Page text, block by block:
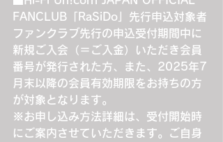
FANCLUB「RaSiDo」先行申込対象者
ファンクラブ先行の申込受付期間中に
新規ご入会（＝ご入金）いただき会員
番号が発行された方、また、2025年7
月末以降の会員有効期限をお持ちの方
が対象となります。
※お申し込み方法詳細は、受付開始時
にご案内させていただきます。ご自身